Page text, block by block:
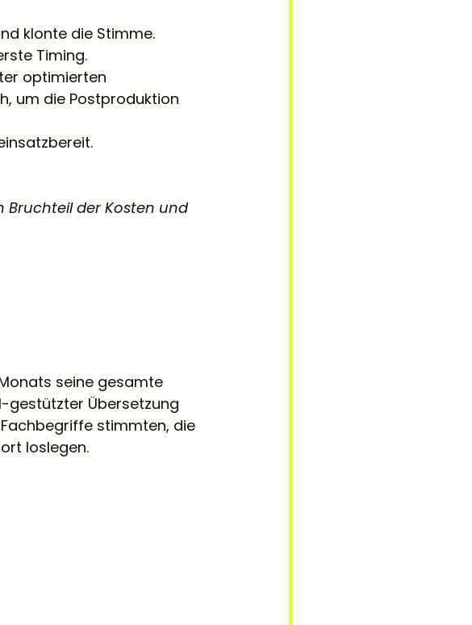
klonte die Stimme.
Timing.
optimierten
um die Postproduktion
Bruchteil der Kosten und
seine gesamte
gestützter Übersetzung
stimmten, die
loslegen.